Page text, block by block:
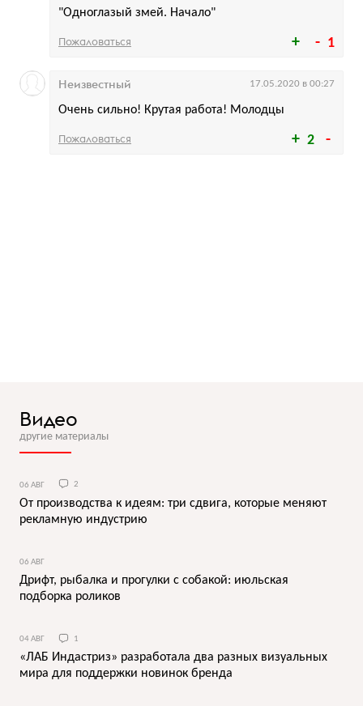
1
"Одноглазый змей. Начало"
Пожаловаться
2
Очень сильно! Крутая работа! Молодцы
Неизвестный 17.05.2020 в 00:27
Пожаловаться
Видео
другие материалы
06 АВГ 2
От производства к идеям: три сдвига, которые меняют
рекламную индустрию
06 АВГ
Дрифт, рыбалка и прогулки с собакой: июльская
подборка роликов
04 АВГ 1
«ЛАБ Индастриз» разработала два разных визуальных
мира для поддержки новинок бренда